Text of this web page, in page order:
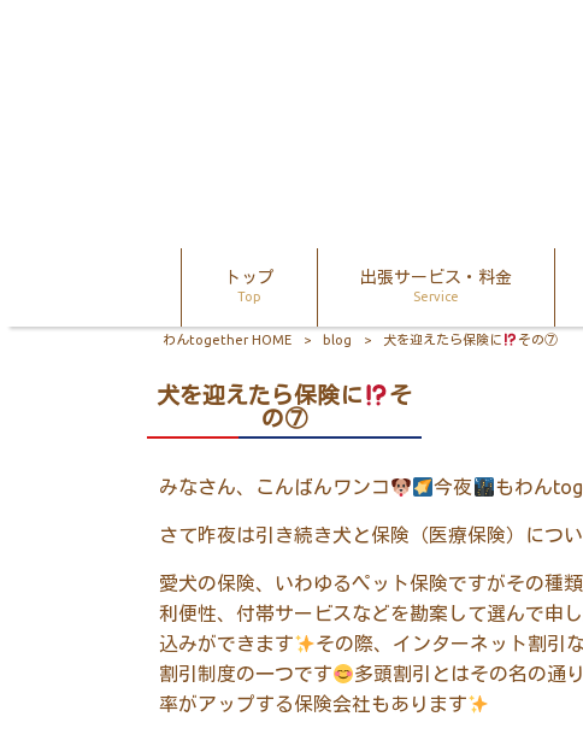
トップ
Top
出張サービス・料金
Service
わんtogether HOME > blog > 犬を迎えたら保険に その⑦
犬を迎えたら保険に
そ
の⑦
みなさん、こんばんワンコ 今夜 もわん
さて昨夜は引き続き犬と保険（医療保険）につ
愛犬の保険、いわゆるペット保険ですがその種
利便性、付帯サービスなどを勘案して選んで申
込みができます
その際、インターネット割引
割引制度の一つです
多頭割引とはその名の通
率がアップする保険会社もあります